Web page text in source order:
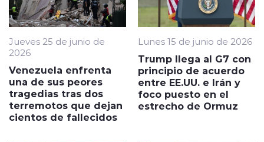
Jueves 25 de junio de
2026
Venezuela enfrenta
una de sus peores
tragedias tras dos
terremotos que dejan
cientos de fallecidos
Lunes 15 de junio de 2026
Trump llega al G7 con
principio de acuerdo
entre EE.UU. e Irán y
foco puesto en el
estrecho de Ormuz